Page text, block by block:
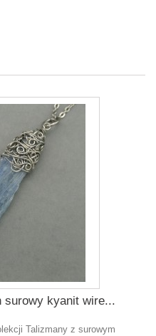
surowy kyanit wire...
Talizmany z surowym